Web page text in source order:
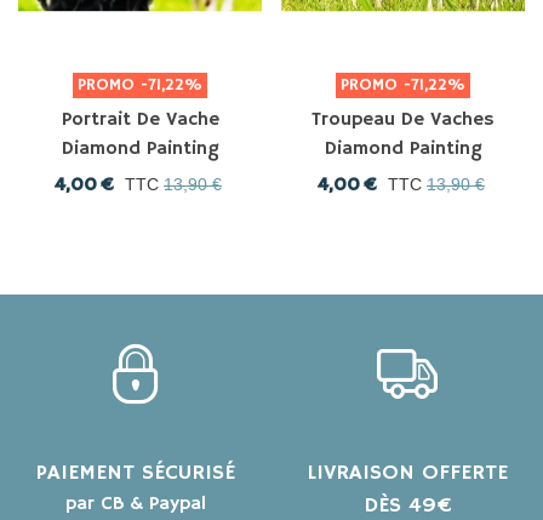
PROMO -71,22%
Portrait De Vache
Diamond Painting
4,00 € TTC 13,90 €
PROMO -71,22%
Troupeau De Vaches
Diamond Painting
4,00 € TTC 13,90 €
PAIEMENT SÉCURISÉ
par CB & Paypal
LIVRAISON OFFERTE
DÈS 49€